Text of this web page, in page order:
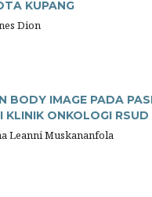
KUPANG
Dion
BODY IMAGE PADA
ONKOLOGI
Leanni Muskananfola